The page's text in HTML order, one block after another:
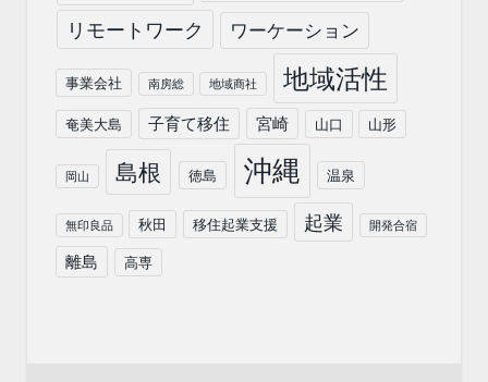
リモートワーク ワーケーション
事業会社 南房総 地域商社 地域活性
奄美大島 子育て移住 宮崎 山口 山形
岡山 島根 徳島 沖縄 温泉
無印良品 秋田 移住起業支援 起業 開発合宿
離島 高専